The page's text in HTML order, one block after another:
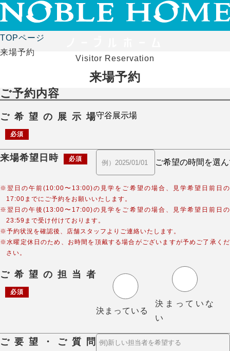
TOPページ
来場予約
Visitor Reservation
来場予約
ご予約内容
ご希望の展示場
必須
来場希望日時 必須
※翌日の午前(10:00〜13:00)の見学をご希望の場合、見学希望日前日の
17:00までにご予約をお願いいたします。
※翌日の午後(13:00〜17:00)の見学をご希望の場合、見学希望日前日の
23:59まで受け付けております。
※予約状況を確認後、店舗スタッフよりご連絡いたします。
※水曜定休日のため、お時間を頂戴する場合がございますが予めご了承くだ
さい。
ご希望の担当者
必須
決まっている
決まっていな
い
ご要望・ご質問